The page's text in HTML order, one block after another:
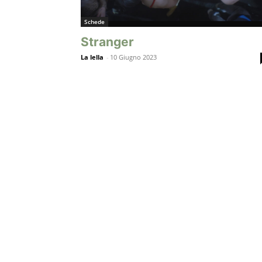
Schede
Stranger
La lella - 10 Giugno 2023